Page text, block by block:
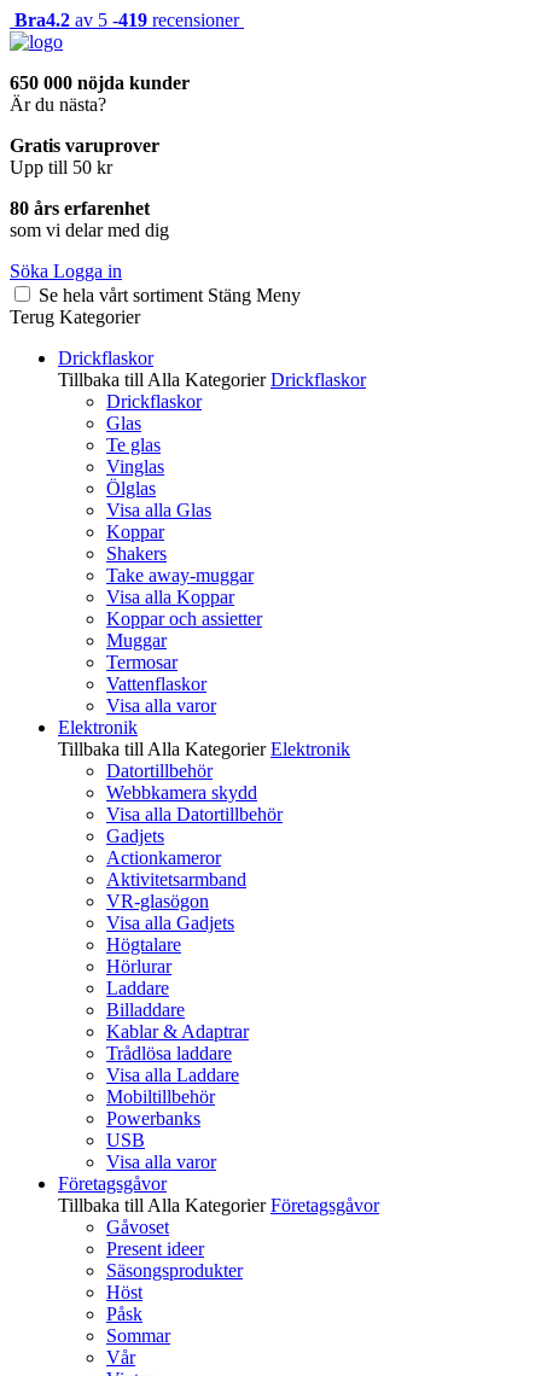
Bra4.2 av 5 -419 recensioner
650 000 nöjda kunder
Är du nästa?
Gratis varuprover
Upp till 50 kr
80 års erfarenhet
som vi delar med dig
Söka Logga in
Se hela vårt sortiment Stäng Meny
Terug Kategorier
Drickflaskor
Tillbaka till Alla Kategorier Drickflaskor
Drickflaskor
Glas
Te glas
Vinglas
Ölglas
Visa alla Glas
Koppar
Shakers
Take away-muggar
Visa alla Koppar
Koppar och assietter
Muggar
Termosar
Vattenflaskor
Visa alla varor
Elektronik
Tillbaka till Alla Kategorier Elektronik
Datortillbehör
Webbkamera skydd
Visa alla Datortillbehör
Gadjets
Actionkameror
Aktivitetsarmband
VR-glasögon
Visa alla Gadjets
Högtalare
Hörlurar
Laddare
Billaddare
Kablar & Adaptrar
Trådlösa laddare
Visa alla Laddare
Mobiltillbehör
Powerbanks
USB
Visa alla varor
Företagsgåvor
Tillbaka till Alla Kategorier Företagsgåvor
Gåvoset
Present ideer
Säsongsprodukter
Höst
Påsk
Sommar
Vår